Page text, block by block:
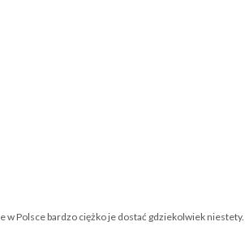
w Polsce bardzo ciężko je dostać gdziekolwiek niestety.